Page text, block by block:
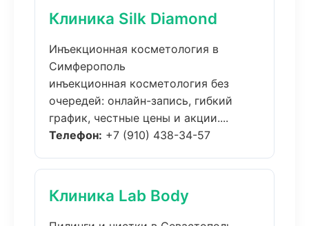
Клиника Silk Diamond
Инъекционная косметология в
Симферополь
инъекционная косметология без
очередей: онлайн-запись, гибкий
график, честные цены и акции....
Телефон: +7 (910) 438-34-57
Клиника Lab Body